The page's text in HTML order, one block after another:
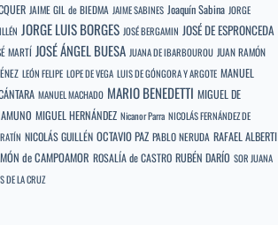
JAIME GIL de BIEDMA JAIME SABINES Joaquín Sabina JORGE
JORGE LUIS BORGES JOSÉ BERGAMIN JOSÉ DE ESPRONCEDA
MARTÍ JOSÉ ÁNGEL BUESA JUANA DE IBARBOUROU JUAN RAMÓN
LEÓN FELIPE LOPE DE VEGA LUIS DE GÓNGORA Y ARGOTE MANUEL
MANUEL MACHADO MARIO BENEDETTI MIGUEL DE
MIGUEL HERNÁNDEZ Nicanor Parra NICOLÁS FERNÁNDEZ DE
NICOLÁS GUILLÉN OCTAVIO PAZ PABLO NERUDA RAFAEL ALBERTI
de CAMPOAMOR ROSALÍA de CASTRO RUBÉN DARÍO SOR JUANA
DE LA CRUZ